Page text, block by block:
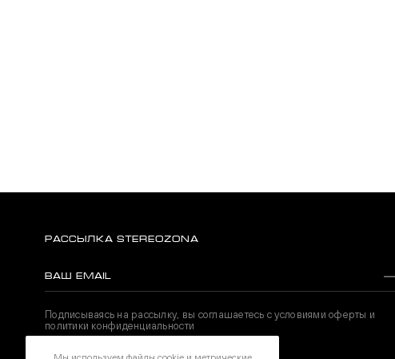
РАССЫЛКА STEREOZONA
Подписываясь на рассылку, вы соглашаетесь с условиями оферты и
политики конфиденциальности